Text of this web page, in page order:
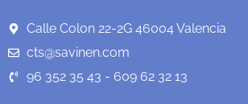
Calle Colon 22-2G 46004 Valencia
cts@savinen.com
96 352 35 43 - 609 62 32 13